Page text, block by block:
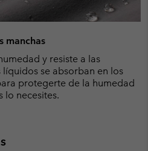
manchas
y resiste a las
se absorban en los
protegerte de la humedad
lo necesites.